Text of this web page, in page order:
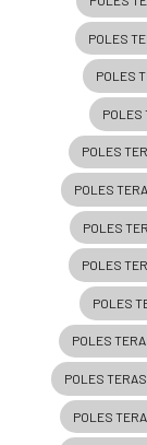
POLES
POLES
POLES
POLES
POLES
POLES
POLES
POLES
POLES
POLES
POLES